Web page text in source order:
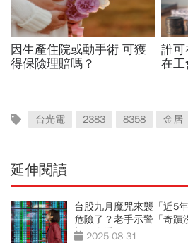
台光電 2383 8358 金居
延伸閱讀
台股九月魔咒來襲「近5
危險了？老手示警「奇蹟
禦一次看
2025-08-31